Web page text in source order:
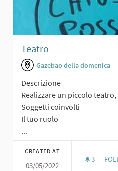
Teatro
Gazebao della domenica
Descrizione
Realizzare un piccolo
Soggetti coinvolti
Il tuo ruolo
...
CREATED AT
03/05/2022
3 3